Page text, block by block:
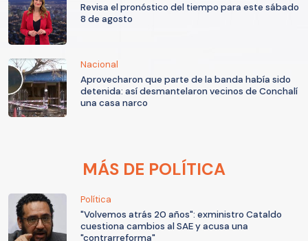
Revisa el pronóstico del tiempo para este sábado
8 de agosto
Nacional
Aprovecharon que parte de la banda había sido
detenida: así desmantelaron vecinos de Conchalí
una casa narco
MÁS DE POLÍTICA
Política
"Volvemos atrás 20 años": exministro Cataldo
cuestiona cambios al SAE y acusa una
"contrarreforma"